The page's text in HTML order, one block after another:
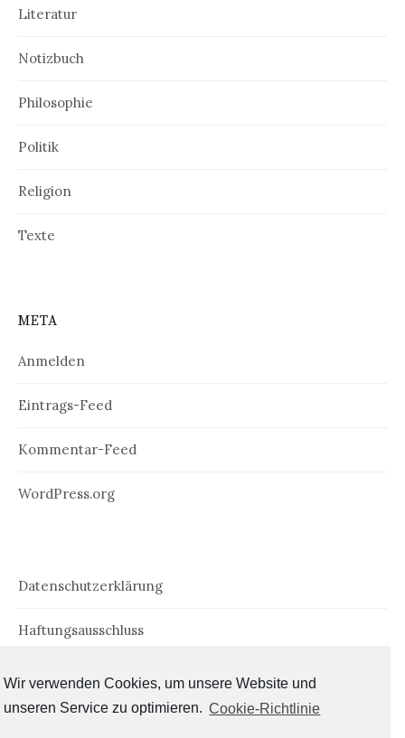
Wir verwenden Cookies, um unsere Website und
unseren Service zu optimieren. Cookie-Richtlinie
Literatur
Notizbuch
Philosophie
Politik
Religion
Texte
META
Anmelden
Eintrags-Feed
Kommentar-Feed
WordPress.org
Datenschutzerklärung
Haftungsausschluss
Impressum
Cookie-Richtlinie (EU)